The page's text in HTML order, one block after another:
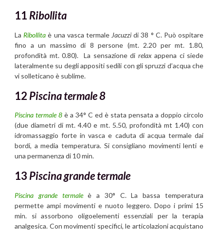
11 Ribollita
La Ribollita è una vasca termaleJacuzzi di 38 ° C. Può ospitare
fino a un massimo di 8 persone (mt. 2.20 per mt. 1.80,
profondità mt. 0.80). La sensazione di relaxappena ci siede
lateralmente su degli appositi sedili con gli spruzzi d’acqua che
vi solleticano è sublime.
12 Piscina termale 8
Piscina termale 8 è a 34° C ed è stata pensata a doppio circolo
(due diametri di mt. 4.40 e mt. 5.50, profondità mt 1.40) con
idromassaggio forte in vasca e caduta di acqua termale dai
bordi, a media temperatura. Si consigliano movimenti lenti e
una permanenza di 10 min.
13 Piscina grande termale
Piscina grande termaleè a 30° C. La bassa temperatura
permette ampi movimenti e nuoto leggero. Dopo i primi 15
min. si assorbono oligoelementi essenziali per la terapia
analgesica. Con movimenti specifici, le articolazioni acquistano